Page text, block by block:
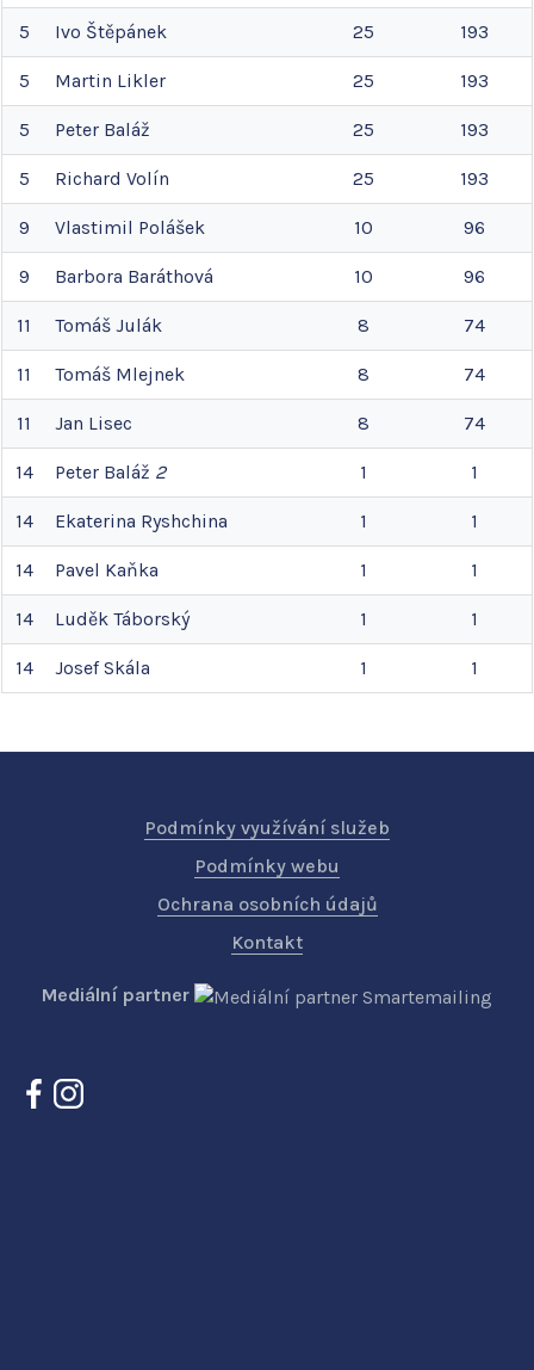
5 Ivo Štěpánek 25 193
5 Martin Likler 25 193
5 Peter Baláž 25 193
5 Richard Volín 25 193
9 Vlastimil Polášek 10 96
9 Barbora Baráthová 10 96
11 Tomáš Julák 8 74
11 Tomáš Mlejnek 8 74
11 Jan Lisec 8 74
14 Peter Baláž 2 1 1
14 Ekaterina Ryshchina 1 1
14 Pavel Kaňka 1 1
14 Luděk Táborský 1 1
14 Josef Skála 1 1
Podmínky využívání služeb
Podmínky webu
Ochrana osobních údajů
Kontakt
Mediální partner